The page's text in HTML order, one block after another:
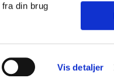
din brug
Vis detaljer